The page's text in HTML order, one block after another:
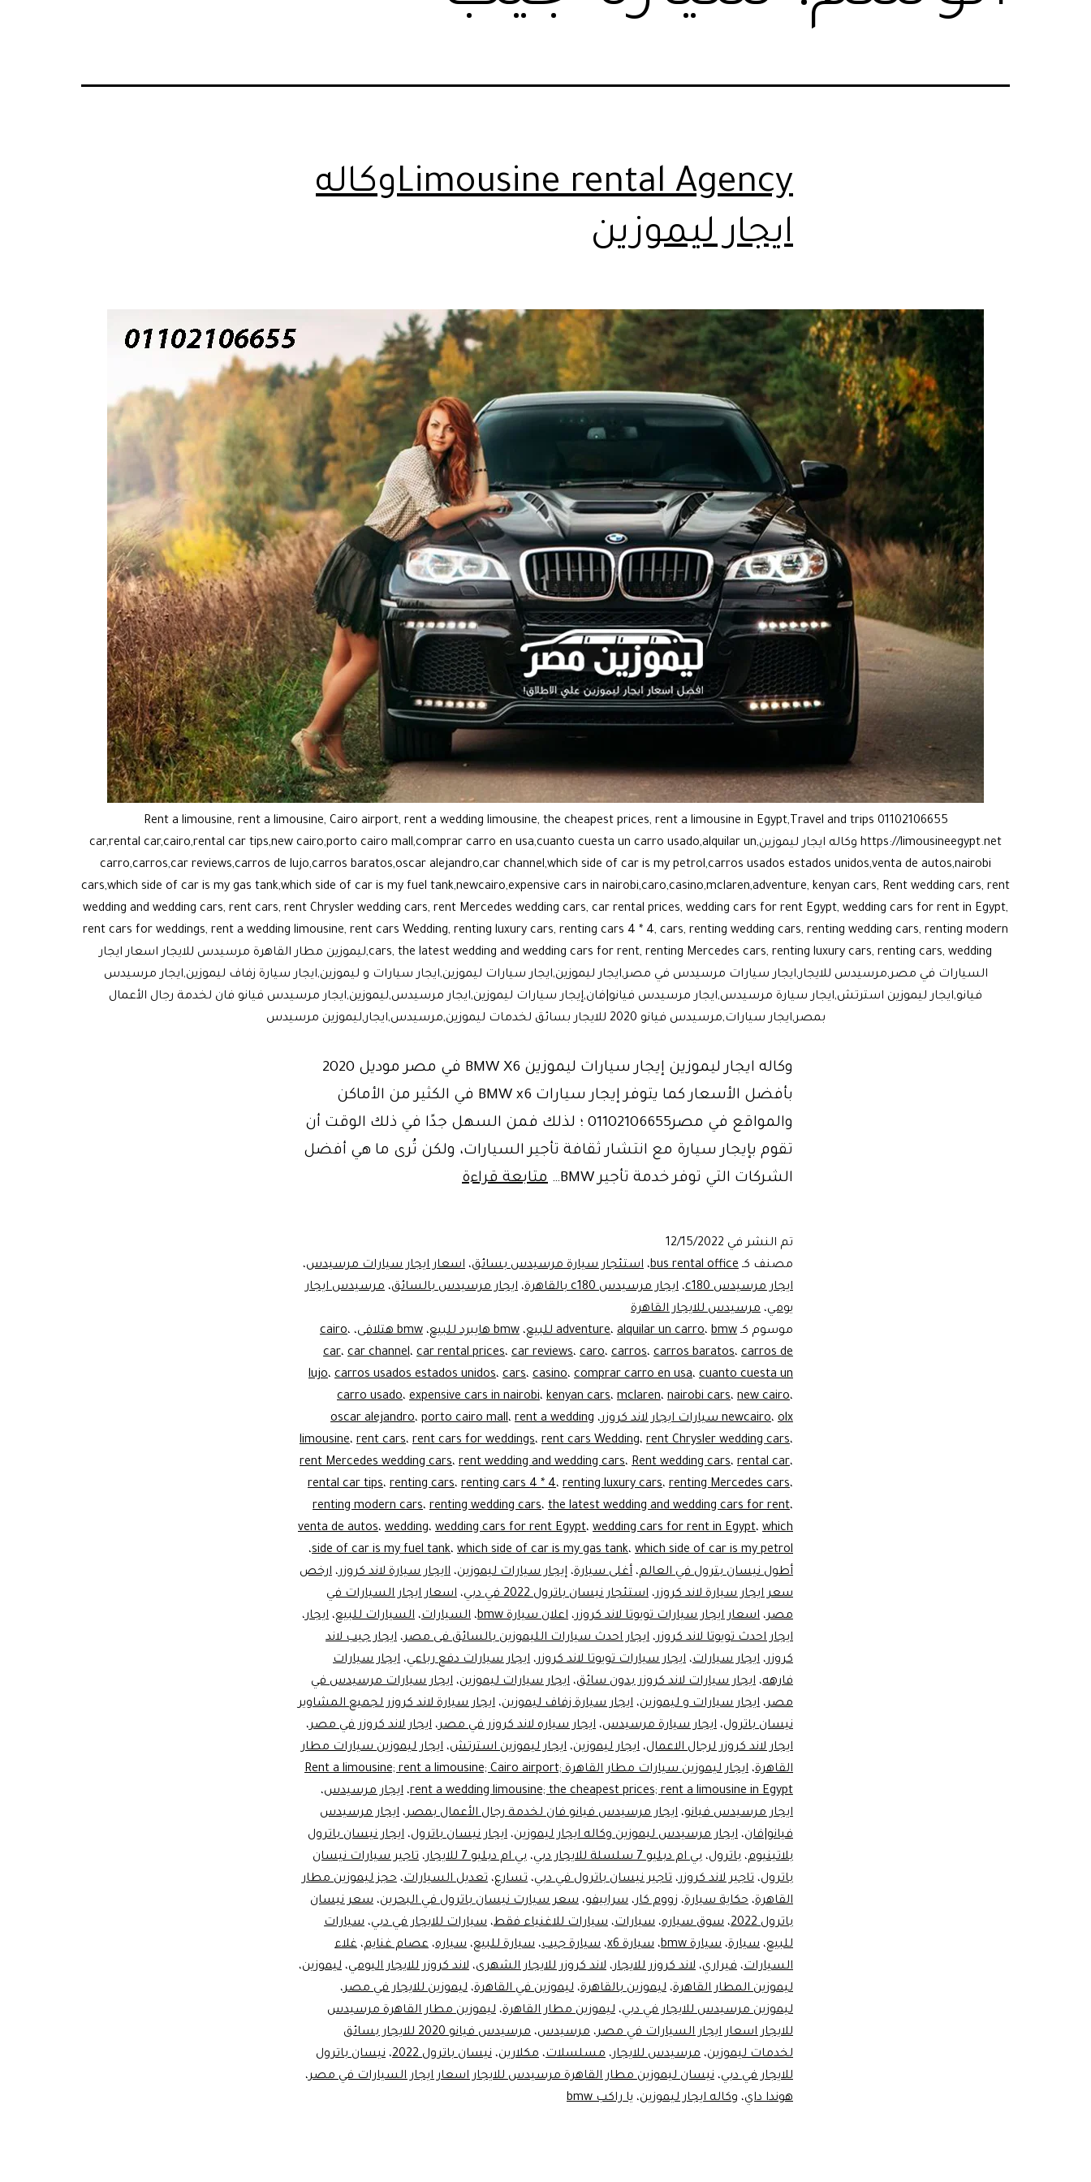
Limousine rental Agencyوكاله
ايجار ليموزين
Rent a limousine, rent a limousine, Cairo airport, rent a wedding limousine, the cheapest prices, rent a limousine in Egypt,Travel and trips 01102106655
https://limousineegypt.net وكاله ايجار ليموزين,car,rental car,cairo,rental car tips,new cairo,porto cairo mall,comprar carro en usa,cuanto cuesta un carro usado,alquilar un
carro,carros,car reviews,carros de lujo,carros baratos,oscar alejandro,car channel,which side of car is my petrol,carros usados estados unidos,venta de autos,nairobi
cars,which side of car is my gas tank,which side of car is my fuel tank,newcairo,expensive cars in nairobi,caro,casino,mclaren,adventure, kenyan cars, Rent wedding cars, rent
wedding and wedding cars, rent cars, rent Chrysler wedding cars, rent Mercedes wedding cars, car rental prices, wedding cars for rent Egypt, wedding cars for rent in Egypt,
rent cars for weddings, rent a wedding limousine, rent cars Wedding, renting luxury cars, renting cars 4 * 4, cars, renting wedding cars, renting wedding cars, renting modern
cars, the latest wedding and wedding cars for rent, renting Mercedes cars, renting luxury cars, renting cars, wedding,ليموزين مطار القاهرة مرسيدس للايجار اسعار ايجار
السيارات في مصر,مرسيدس للايجار,ايجار سيارات مرسيدس في مصر,ايجار ليموزين,ايجار سيارات ليموزين,ايجار سيارات و ليموزين,ايجار سيارة زفاف ليموزين,ايجار مرسيدس
فيانو,ايجار ليموزين استرتش,ايجار سيارة مرسيدس,ايجار مرسيدس فيانو|فان,إيجار سيارات ليموزين,ايجار مرسيدس,ليموزين,ايجار مرسيدس فيانو فان لخدمة رجال الأعمال
بمصر,ايجار سيارات,مرسيدس فيانو 2020 للايجار بسائق لخدمات ليموزين,مرسيدس,ايجار,ليموزين مرسيدس
وكاله ايجار ليموزين إيجار سيارات ليموزين BMW X6 في مصر موديل 2020
بأفضل الأسعار كما يتوفر إيجار سيارات BMW x6 في الكثير من الأماكن
والمواقع في مصر01102106655 ؛ لذلك فمن السهل جدًا في ذلك الوقت أن
تقوم بإيجار سيارة مع انتشار ثقافة تأجير السيارات، ولكن تُرى ما هي أفضل
الشركات التي توفر خدمة تأجير BMW…
متابعة قراءة
ايجار
ليموزين
تم النشر في 12/15/2022
مصنف كـ bus rental office، استئجار سيارة مرسيدس بسائق، اسعار ايجار سيارات مرسيدس،
ايجار مرسيدس c180
، ايجار مرسيدس c180 بالقاهرة ، ايجار مرسيدس بالسائق، مرسيدس ايجار
يومي، مرسيدس للايجار القاهرة
موسوم كـ
adventure، alquilar un carro، bmw للبيع ، bmw هايبرد للبيع ، bmw هتلاقى ، cairo،
car، car channel، car rental prices، car reviews، caro، carros، carros baratos، carros de
lujo، carros usados estados unidos، cars، casino، comprar carro en usa، cuanto cuesta un
carro usado، expensive cars in nairobi، kenyan cars، mclaren، nairobi cars، new cairo،
newcairo، olx سيارات ايجار لاند كروزر ، oscar alejandro، porto cairo mall، rent a wedding
limousine، rent cars، rent cars for weddings، rent cars Wedding، rent Chrysler wedding cars،
rent Mercedes wedding cars، rent wedding and wedding cars، Rent wedding cars، rental car،
rental car tips، renting cars، renting cars 4 * 4، renting luxury cars، renting Mercedes cars،
renting modern cars، renting wedding cars، the latest wedding and wedding cars for rent،
venta de autos، wedding، wedding cars for rent Egypt، wedding cars for rent in Egypt، which
side of car is my fuel tank، which side of car is my gas tank، which side of car is my petrol
،
أطول نيسان بترول في العالم، أغلى سيارة، إيجار سيارات ليموزين، اايجار سيارة لاند كروزر، ارخص
سعر ايجار سيارة لاند كروزر، استئجار نيسان باترول 2022 في دبي ، اسعار ايجار السيارات في
مصر، اسعار ايجار سيارات تويوتا لاند كروزر، اعلان سيارة bmw ، السيارات، السيارات للبيع، ايجار،
ايجار احدث تويوتا لاند كروزر، ايجار احدث سيارات الليموزين بالسائق فى مصر، ايجار جيب لاند
كروزر، ايجار سيارات، ايجار سيارات تويوتا لاند كروزر، ايجار سيارات دفع رباعي، ايجار سيارات
فارهه، ايجار سيارات لاند كروزر بدون سائق، ايجار سيارات ليموزين، ايجار سيارات مرسيدس في
مصر، ايجار سيارات و ليموزين، ايجار سيارة زفاف ليموزين، ايجار سيارة لاند كروزر لجميع المشاوير
نيسان باترول، ايجار سيارة مرسيدس، ايجار سياره لاند كروزر في مصر، ايجار لاند كروزر في مصر،
ايجار لاند كروزر لرجال الاعمال، ايجار ليموزين، ايجار ليموزين استرتش، ايجار ليموزين سيارات مطار
القاهرة،
ايجار ليموزين سيارات مطار القاهرة Rent a limousine; rent a limousine; Cairo airport;
rent a wedding limousine; the cheapest prices; rent a limousine in Egypt، ايجار مرسيدس،
ايجار مرسيدس فيانو، ايجار مرسيدس فيانو فان لخدمة رجال الأعمال بمصر، ايجار مرسيدس
فيانو|فان، ايجار مرسيدس ليموزين وكاله ايجار ليموزين، ايجار نيسان باترول، ايجار نيسان باترول
بلاتينيوم، باترول، بي ام دبليو 7 سلسلة للايجار دبي ، بي ام دبليو 7 للايجار ، تاجير سيارات نيسان
باترول، تاجير لاند كروزر، تاجير نيسان باترول في دبي، تسارع، تعديل السيارات، حجز ليموزين مطار
القاهرة، حكاية سيارة، زووم كار، سراييفو، سعر سيارت نيسان باترول في البحرين، سعر نيسان
باترول 2022
، سوق سياره، سيارات، سيارات للاغنياء فقط، سيارات للايجار في دبي، سيارات
للبيع، سيارة، سيارة bmw ، سيارة x6 ، سيارة جيب، سيارة للبيع، سياره، عصام غنايم، غلاء
السيارات، فيراري، لاند كروزر للايجار، لاند كروزر للايجار الشهرى، لاند كروزر للايجار اليومي، ليموزين،
ليموزين المطار القاهرة، ليموزين بالقاهرة، ليموزين في القاهرة، ليموزين للايجار في مصر،
ليموزين مرسيدس للايجار في دبي، ليموزين مطار القاهرة، ليموزين مطار القاهرة مرسيدس
للايجار اسعار ايجار السيارات في مصر، مرسيدس،
مرسيدس فيانو 2020 للايجار بسائق
لخدمات ليموزين، مرسيدس للايجار، مسلسلات، مكلارين، نيسان باترول 2022 ، نيسان باترول
للايجار في دبي، نيسان ليموزين مطار القاهرة مرسيدس للايجار اسعار ايجار السيارات في مصر،
هوندا داي، وكاله ايجار ليموزين، يا راكب bmw